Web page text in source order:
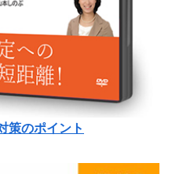
策のポイント